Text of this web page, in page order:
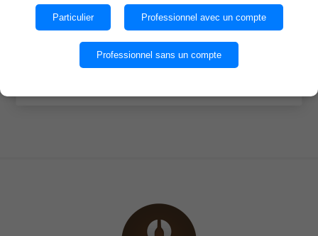
Quantité par caisse : 6
des cookies.
OK
Particulier Professionnel avec un compte
Professionnel sans un compte